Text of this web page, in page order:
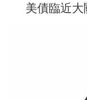
美債臨近